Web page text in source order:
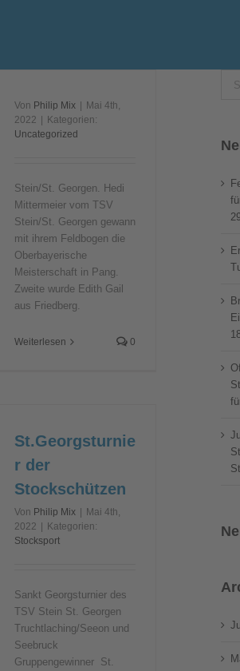
Von Philip Mix
Mai 4th,
2022
Kategorien:
Uncategorized
Stein/St. Georgen. Hedi
Mittermeier vom TSV
Stein/St. Georgen gewann
mit ihrem Feldbogen die
Oberbayerische
Meisterschaft in Pang.
Zweite wurde Edith Gail
aus Friedberg.
Weiterlesen 0
St.Georgsturnie
r der
Stockschützen
Von Philip Mix
Mai 4th,
2022
Kategorien:
Stocksport
Sankt Georgsturnier des
TSV Stein St. Georgen
Truchtlaching/Seeon und
Seebruck
Gruppengewinner St.